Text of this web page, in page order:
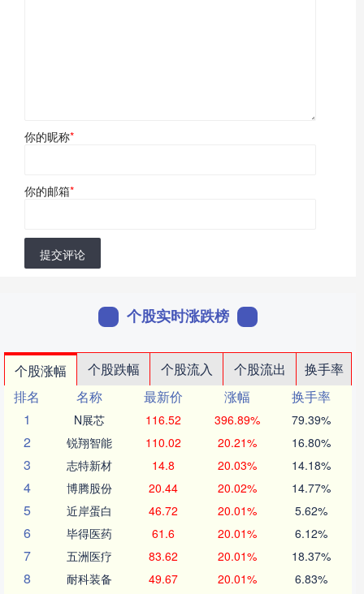
你的昵称*
你的邮箱*
提交评论
个股实时涨跌榜
个股涨幅 个股跌幅 个股流入 个股流出
换手率
排名
名称 最新价 涨幅
换手率
1
N展芯 116.52 396.89% 79.39%
2 锐翔智能 110.02 20.21% 16.80%
3 志特新材 14.8 20.03% 14.18%
4 博腾股份 20.44 20.02% 14.77%
5 近岸蛋白 46.72 20.01% 5.62%
6 毕得医药 61.6 20.01% 6.12%
7 五洲医疗 83.62 20.01% 18.37%
8 耐科装备 49.67 20.01% 6.83%